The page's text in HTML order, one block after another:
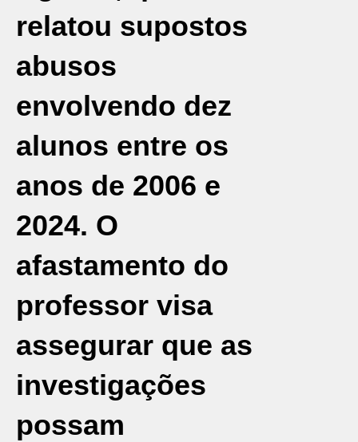
relatou supostos
abusos
envolvendo dez
alunos entre os
anos de 2006 e
2024. O
afastamento do
professor visa
assegurar que as
investigações
possam